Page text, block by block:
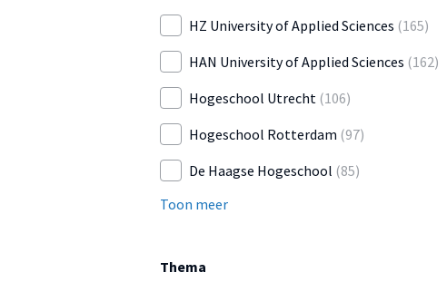
HZ University of Applied Sciences (165)
HAN University of Applied Sciences (162)
Hogeschool Utrecht (106)
Hogeschool Rotterdam (97)
De Haagse Hogeschool (85)
Toon meer
Thema